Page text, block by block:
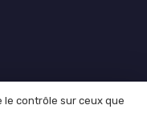
le contrôle sur ceux que